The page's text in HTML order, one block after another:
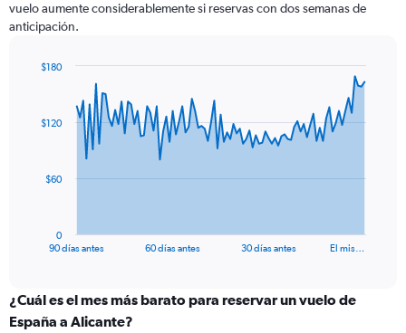
vuelo aumente considerablemente si reservas con dos semanas de
anticipación.
data
The
categories.
Range:
90 días antes 60 días antes 30 días antes El mis…
0
$60
$120
$180
¿Cuál es el mes más barato para reservar un vuelo de
España a Alicante?